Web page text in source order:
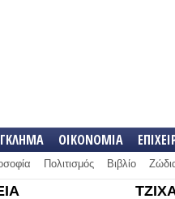
ΟΙΚΟΝΟΜΙΑ
Πολιτισμός Βιβλίο